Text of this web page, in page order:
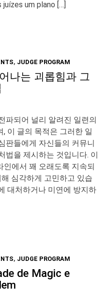
um plano […]
, JUDGE PROGRAM
나는 괴롭힘과 그
파되어 널리 알려진 일련의
이 글의 목적은 그러한 일
판들에게 자신들의 커뮤니
법을 제시하는 것입니다. 이
에서 꽤 오래도록 지속되
심각하게 고민하고 있습
대처하거나 미연에 방지하
, JUDGE PROGRAM
de Magic e